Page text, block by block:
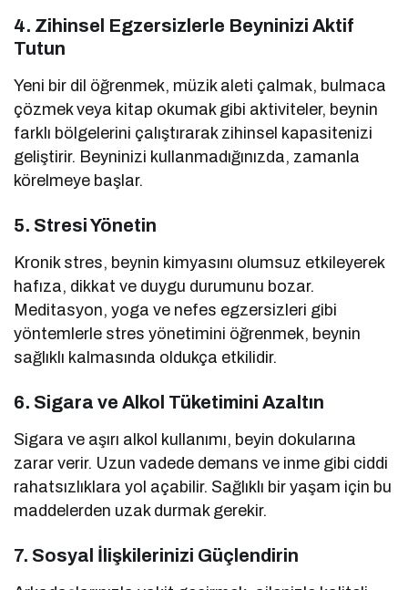
4. Zihinsel Egzersizlerle Beyninizi Aktif
Tutun
Yeni bir dil öğrenmek, müzik aleti çalmak, bulmaca
çözmek veya kitap okumak gibi aktiviteler, beynin
farklı bölgelerini çalıştırarak zihinsel kapasitenizi
geliştirir. Beyninizi kullanmadığınızda, zamanla
körelmeye başlar.
5. Stresi Yönetin
Kronik stres, beynin kimyasını olumsuz etkileyerek
hafıza, dikkat ve duygu durumunu bozar.
Meditasyon, yoga ve nefes egzersizleri gibi
yöntemlerle stres yönetimini öğrenmek, beynin
sağlıklı kalmasında oldukça etkilidir.
6. Sigara ve Alkol Tüketimini Azaltın
Sigara ve aşırı alkol kullanımı, beyin dokularına
zarar verir. Uzun vadede demans ve inme gibi ciddi
rahatsızlıklara yol açabilir. Sağlıklı bir yaşam için bu
maddelerden uzak durmak gerekir.
7. Sosyal İlişkilerinizi Güçlendirin